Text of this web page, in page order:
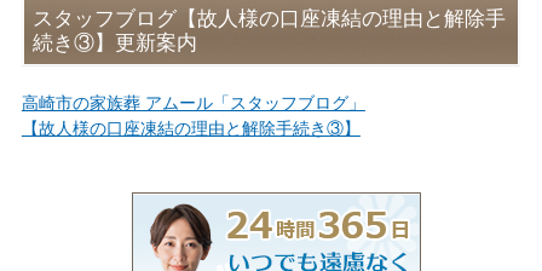
スタッフブログ【故人様の口座凍結の理由と解除手
続き③】更新案内
高崎市の家族葬 アムール「スタッフブログ」
【故人様の口座凍結の理由と解除手続き③】